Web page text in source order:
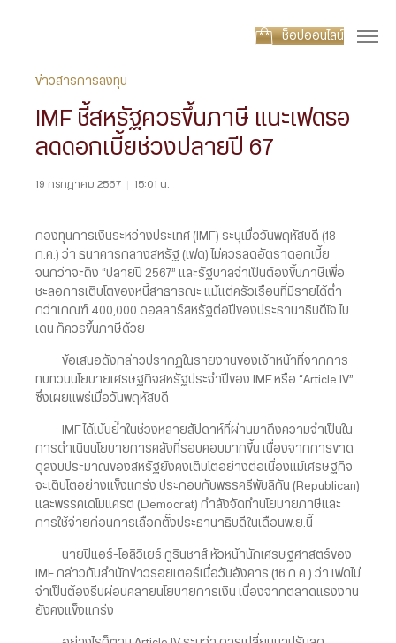
ช็อปออนไลน์
ข่าวสารการลงทุน
IMF ชี้สหรัฐควรขึ้นภาษี แนะเฟดรอ
ลดดอกเบี้ยช่วงปลายปี 67
19 กรกฎาคม 2567 | 15:01 น.
กองทุนการเงินระหว่างประเทศ (IMF) ระบุเมื่อวันพฤหัสบดี (18
ก.ค.) ว่า ธนาคารกลางสหรัฐ (เฟด) ไม่ควรลดอัตราดอกเบี้ย
จนกว่าจะถึง “ปลายปี 2567” และรัฐบาลจำเป็นต้องขึ้นภาษีเพื่อ
ชะลอการเติบโตของหนี้สาธารณะ แม้แต่ครัวเรือนที่มีรายได้ต่ำ
กว่าเกณฑ์ 400,000 ดอลลาร์สหรัฐต่อปีของประธานาธิบดีโจ ไบ
เดน ก็ควรขึ้นภาษีด้วย
ข้อเสนอดังกล่าวปรากฏในรายงานของเจ้าหน้าที่จากการ
ทบทวนนโยบายเศรษฐกิจสหรัฐประจำปีของ IMF หรือ “Article IV”
ซึ่งเผยแพร่เมื่อวันพฤหัสบดี
IMF ได้เน้นย้ำในช่วงหลายสัปดาห์ที่ผ่านมาถึงความจำเป็นใน
การดำเนินนโยบายการคลังที่รอบคอบมากขึ้น เนื่องจากการขาด
ดุลงบประมาณของสหรัฐยังคงเติบโตอย่างต่อเนื่องแม้เศรษฐกิจ
จะเติบโตอย่างแข็งแกร่ง ประกอบกับพรรครีพับลิกัน (Republican)
และพรรคเดโมแครต (Democrat) กำลังจัดทำนโยบายภาษีและ
การใช้จ่ายก่อนการเลือกตั้งประธานาธิบดีในเดือนพ.ย.นี้
นายปิแอร์-โอลิวิเยร์ กูรินชาส์ หัวหน้านักเศรษฐศาสตร์ของ
IMF กล่าวกับสำนักข่าวรอยเตอร์เมื่อวันอังคาร (16 ก.ค.) ว่า เฟดไม่
จำเป็นต้องรีบผ่อนคลายนโยบายการเงิน เนื่องจากตลาดแรงงาน
ยังคงแข็งแกร่ง